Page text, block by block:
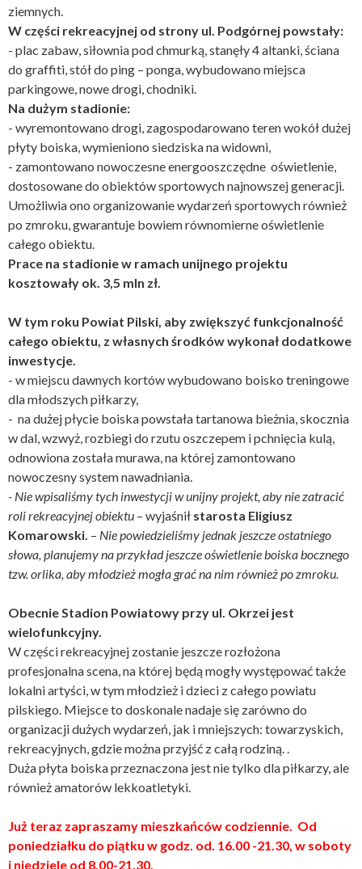
ziemnych.
W części rekreacyjnej od strony ul. Podgórnej powstały:
- plac zabaw, siłownia pod chmurką, stanęły 4 altanki, ściana
do graffiti, stół do ping – ponga, wybudowano miejsca
parkingowe, nowe drogi, chodniki.
Na dużym stadionie:
- wyremontowano drogi, zagospodarowano teren wokół dużej
płyty boiska, wymieniono siedziska na widowni,
- zamontowano nowoczesne energooszczędne oświetlenie,
dostosowane do obiektów sportowych najnowszej generacji.
Umożliwia ono organizowanie wydarzeń sportowych również
po zmroku, gwarantuje bowiem równomierne oświetlenie
całego obiektu.
Prace na stadionie w ramach unijnego projektu
kosztowały ok. 3,5 mln zł.
W tym roku Powiat Pilski, aby zwiększyć funkcjonalność
całego obiektu, z własnych środków wykonał dodatkowe
inwestycje.
- w miejscu dawnych kortów wybudowano boisko treningowe
dla młodszych piłkarzy,
- na dużej płycie boiska powstała tartanowa bieżnia, skocznia
w dal, wzwyż, rozbiegi do rzutu oszczepem i pchnięcia kulą,
odnowiona została murawa, na której zamontowano
nowoczesny system nawadniania.
- Nie wpisaliśmy tych inwestycji w unijny projekt, aby nie zatracić
roli rekreacyjnej obiektu – wyjaśnił starosta Eligiusz
Komarowski. – Nie powiedzieliśmy jednak jeszcze ostatniego
słowa, planujemy na przykład jeszcze oświetlenie boiska bocznego
tzw. orlika, aby młodzież mogła grać na nim również po zmroku.
Obecnie Stadion Powiatowy przy ul. Okrzei jest
wielofunkcyjny.
W części rekreacyjnej zostanie jeszcze rozłożona
profesjonalna scena, na której będą mogły występować także
lokalni artyści, w tym młodzież i dzieci z całego powiatu
pilskiego. Miejsce to doskonale nadaje się zarówno do
organizacji dużych wydarzeń, jak i mniejszych: towarzyskich,
rekreacyjnych, gdzie można przyjść z całą rodziną. .
Duża płyta boiska przeznaczona jest nie tylko dla piłkarzy, ale
również amatorów lekkoatletyki.
Już teraz zapraszamy mieszkańców codziennie. Od
poniedziałku do piątku w godz. od. 16.00 -21.30, w soboty
i niedziele od 8.00-21.30.